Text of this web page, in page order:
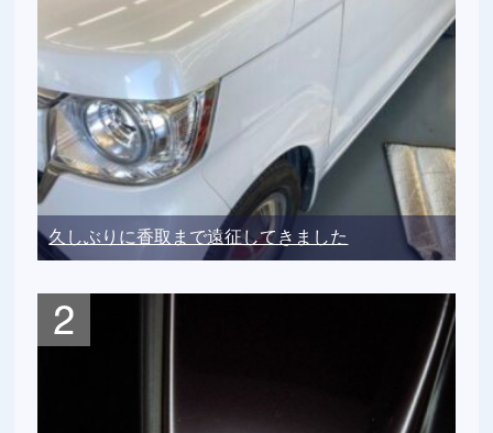
久しぶりに香取まで遠征してきました